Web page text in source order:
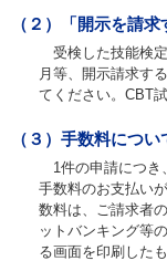
報道・メディア関係
（２）「開示を請求
受検した技能検
月等、開示請求す
てください。CBT
（３）手数料につい
1件の申請につき
手数料のお支払い
数料は、ご請求者
ットバンキング等
る画面を印刷した